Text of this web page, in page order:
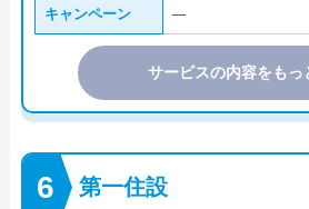
キャンペーン ―
サービスの内容をもっ
第一住設